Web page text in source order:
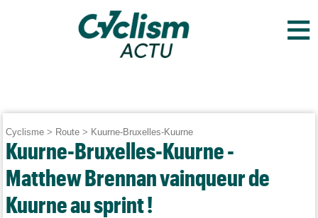
≡
Cyclisme > Route > Kuurne-Bruxelles-Kuurne
Kuurne-Bruxelles-Kuurne -
Matthew Brennan vainqueur de
Kuurne au sprint !